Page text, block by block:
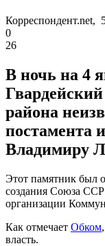
Корреспондент.net,
0
26
В ночь на 4
района
постамента
Владимиру
Этот памятник был
создания Союза
организации
Как отмечает Обком
власть.